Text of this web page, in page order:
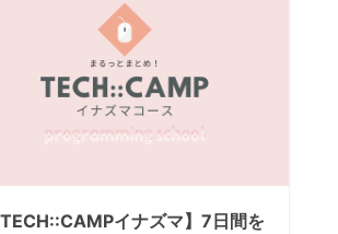
TECH::CAMPイナズマ】7日間を